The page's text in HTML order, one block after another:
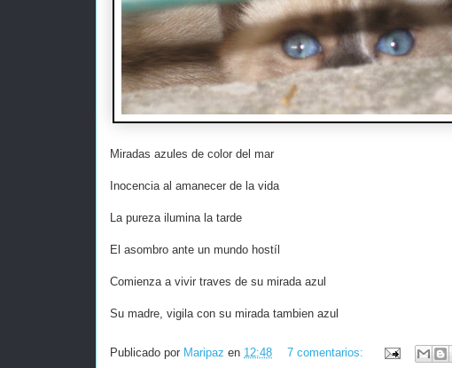
Miradas azules de color del mar
Inocencia al amanecer de la vida
La pureza ilumina la tarde
El asombro ante un mundo hostíl
Comienza a vivir traves de su mirada azul
Su madre, vigila con su mirada tambien azul
Publicado por Maripaz en 12:48 7 comentarios: